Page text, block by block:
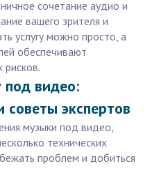
сочетание аудио и
вашего зрителя и
услугу можно просто, а
обеспечивают
рисков.
под видео:
советы экспертов
музыки под видео,
технических
проблем и добиться